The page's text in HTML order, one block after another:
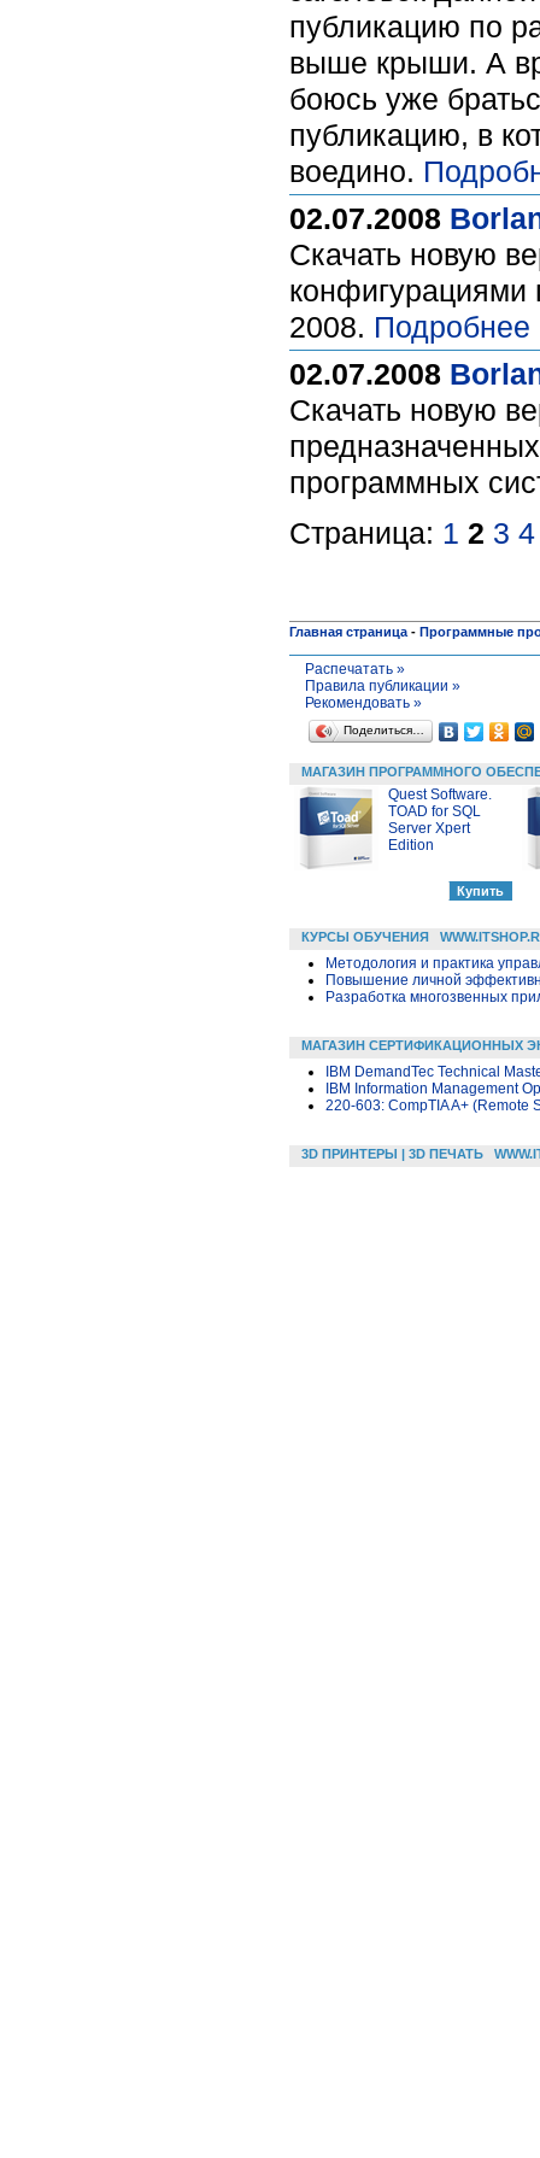
публикацию по
выше крыши. А
боюсь уже
публикацию, в
воедино.
02.07.2008
Скачать новую
конфигурациями
2008. Подробнее
02.07.2008
Скачать новую
программных
Страница: 1 2 3 4
Главная страница - Программные
Распечатать »
Правила публикации »
Рекомендовать »
Поделиться…
МАГАЗИН ПРОГРАММНОГО
Quest Software.
TOAD for SQL
Server Xpert
Edition
КУРСЫ ОБУЧЕНИЯ
Методология и практика
Повышение личной
Разработка многозвенных
МАГАЗИН СЕРТИФИКАЦИОННЫХ
IBM DemandTec Technical
IBM Information Management
220-603: CompTIA A+ (Remote
3D ПРИНТЕРЫ | 3D ПЕЧАТЬ